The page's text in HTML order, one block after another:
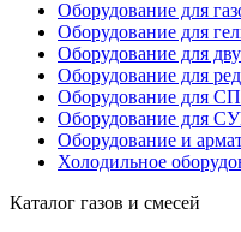
Оборудование для
Оборудование для
Оборудование для
Оборудование для
Оборудование для
Оборудование для
Оборудование и
Холодильное
Каталог газов и смесей